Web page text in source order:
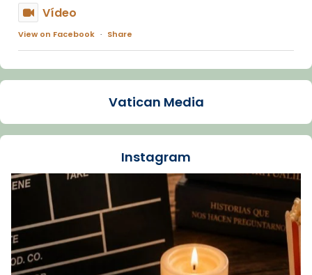
Vídeo
View on Facebook · Share
Arquebisbat de Barcelona
La Carmina va patir depressió. Fa gairebé
dos mesos, a l'Estadi Lluís Companys, la
Recupera l'entrevista comp
Vatican
tican News 👇
www.vaticannews.va/es/iglesia/news/2026-
07/carmina-historia-depresion-papa-viaje-
espana-testimoni...
Vatican Media
Instagram